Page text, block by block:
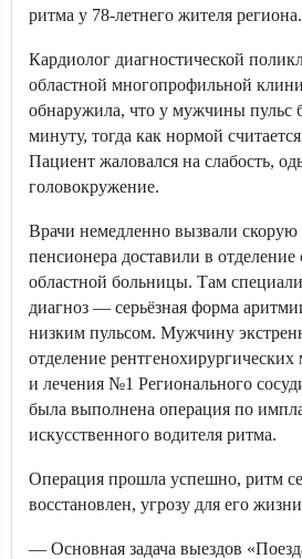
ритма у 78-летнего жителя региона.
Кардиолог диагностической
областной многопрофильной
обнаружила, что у мужчины пульс
минуту, тогда как нормой
Пациент жаловался на слабость,
головокружение.
Врачи немедленно вызвали
пенсионера доставили в
областной больницы. Там
диагноз — серьёзная форма
низким пульсом. Мужчину
отделение
и лечения №1 Регионального
была выполнена операция по
искусственного водителя ритма.
Операция прошла успешно, ритм
восстановлен, угрозу для его
— Основная задача выездов